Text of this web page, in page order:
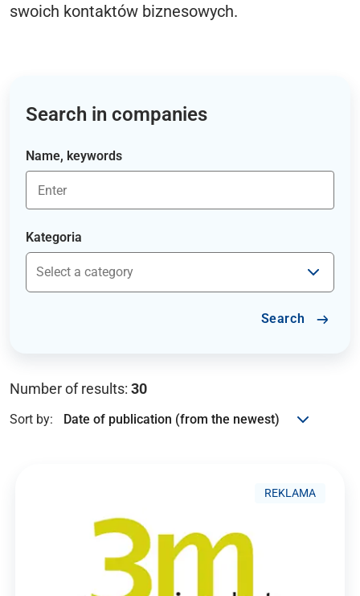
swoich kontaktów biznesowych.
Search in companies
Name, keywords
Kategoria
Search
Number of results: 30
Sort by:
REKLAMA